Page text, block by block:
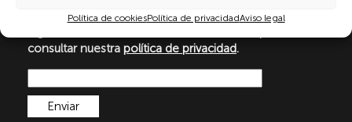
Política de cookiesPolítica de privacidadAviso legal
Datos Personales y garantía de los derechos
consultar nuestra política de privacidad.